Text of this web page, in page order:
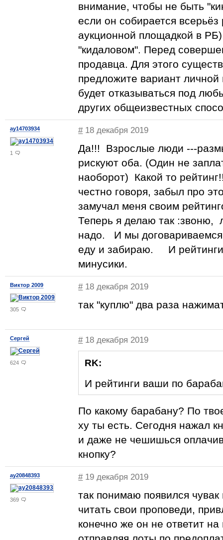
внимание, чтобы не быть
если он собирается
аукционной площадкой в
"кидаловом". Перед
продавца. Для этого
предложите вариант
будет отказываться под
других общеизвестных
ay14703934
1
#18 декабря 2019
Да!!! Взрослые люди ---
рискуют оба. (Один не
наоборот) Какой то
честно говоря, забыл про
замучал меня своим
Теперь я делаю так :звоню,
надо. И мы
еду и забираю. И рейтинги
минусики.
Виктор 2009
305
#18 декабря 2019
так "куплю" два раза
Сергей
624
#18 декабря 2019
RK:
И рейтинги ваши по
По какому барабану? По
ху ты есть. Сегодня нажал
и даже не чешишься
кнопку?
ay20848393
369
#19 декабря 2019
так понимаю появился
читать свои проповеди,
конечно же он не ответит